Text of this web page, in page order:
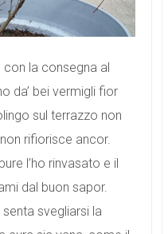
la consegna al
da’ bei vermigli fior
sul terrazzo non
rifiorisce ancor.
l’ho rinvasato e il
dal buon sapor.
svegliarsi la